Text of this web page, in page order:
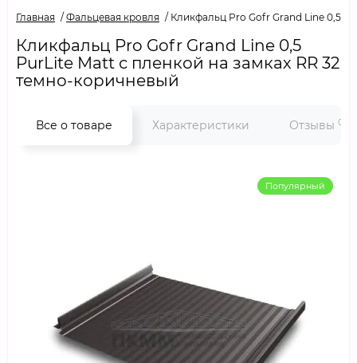
Главная Фальцевая кровля Кликфальц Pro Gofr Grand Line 0,5
Кликфальц Pro Gofr Grand Line 0,5
PurLite Matt с пленкой на замках RR 32
темно-коричневый
Все о товаре Характеристики Отзывы 0
Популярный